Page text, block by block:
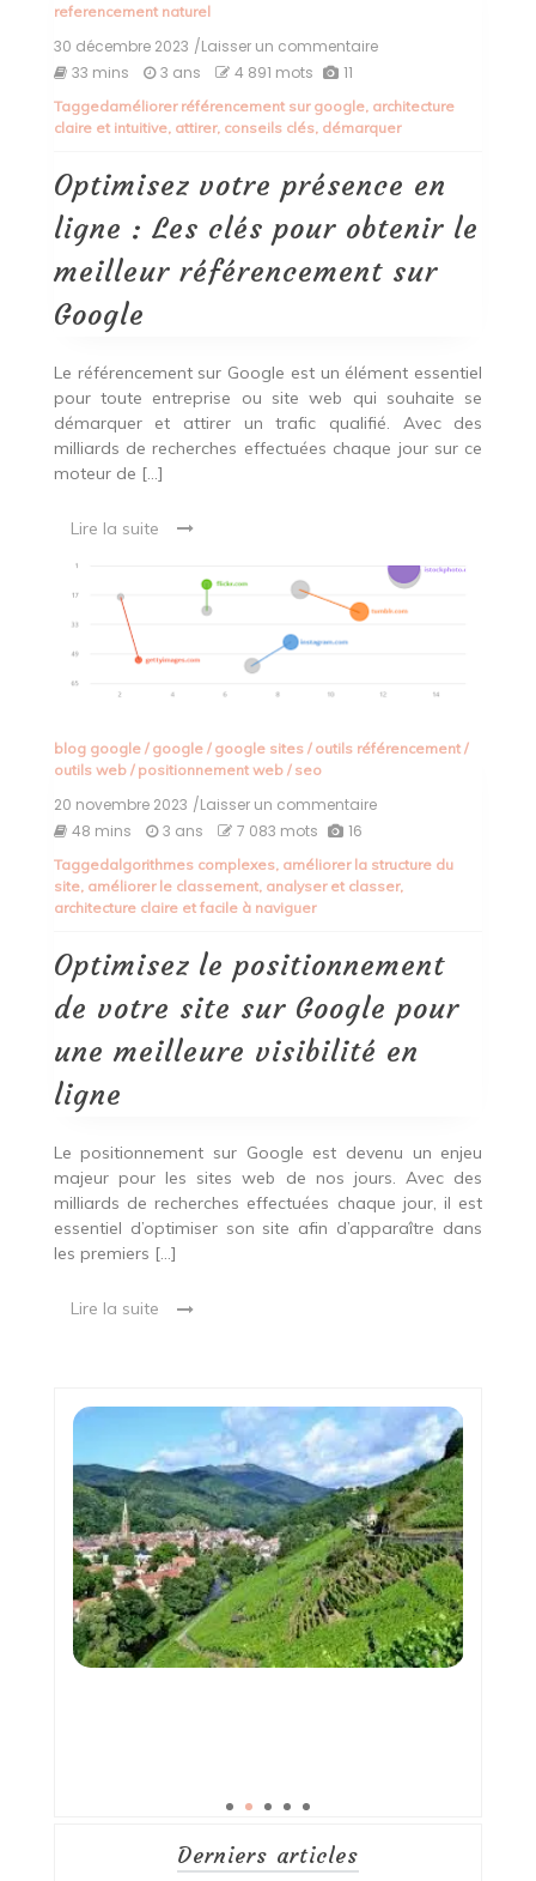
referencement naturel
30 décembre 2023 /Laisser un commentaireon
présence
en
Les
clés
pour
obtenir
le
Google
33 mins 3 ans 4 891 mots 11
Taggedaméliorer référencement sur google, architecture
claire et intuitive, attirer, conseils clés, démarquer
Optimisez votre présence en
ligne : Les clés pour obtenir le
meilleur référencement sur
Google
Le référencement sur Google est un élément essentiel
pour toute entreprise ou site web qui souhaite se
démarquer et attirer un trafic qualifié. Avec des
milliards de recherches effectuées chaque jour sur ce
moteur de […]
Lire la suite
blog google/ google/ google sites/ outils référencement/
outils web/ positionnement web/ seo
20 novembre 2023 /Laisser un commentaireon
positionnement
de
sur
Google
pour
une
meilleure
visibilité
48 mins 3 ans 7 083 mots 16
Taggedalgorithmes complexes, améliorer la structure du
site, améliorer le classement, analyser et classer,
architecture claire et facile à naviguer
Optimisez le positionnement
de votre site sur Google pour
une meilleure visibilité en
ligne
Le positionnement sur Google est devenu un enjeu
majeur pour les sites web de nos jours. Avec des
milliards de recherches effectuées chaque jour, il est
essentiel d’optimiser son site afin d’apparaître dans
les premiers […]
Lire la suite
Derniers articles